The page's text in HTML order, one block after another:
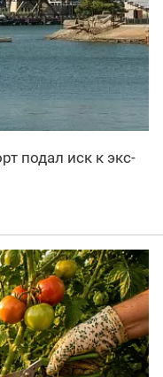
подал иск к экс-